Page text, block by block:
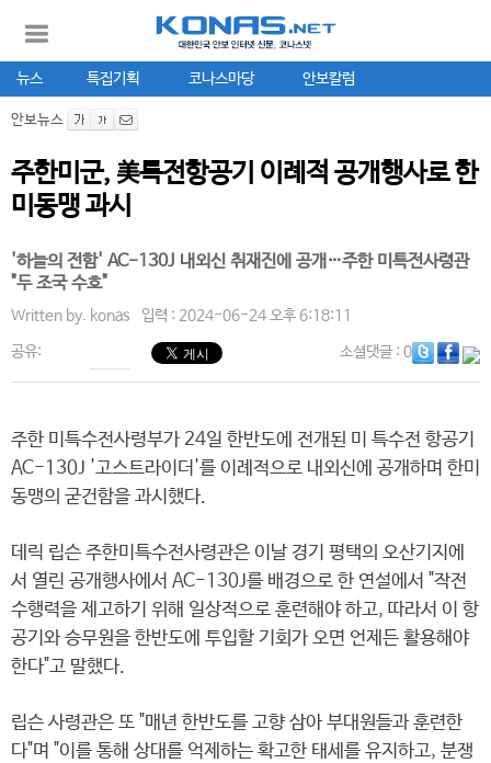
뉴스 특집기획 코나스마당 안보칼럼
안보뉴스
주한미군, 美특전항공기 이례적 공개행사로 한
미동맹 과시
'하늘의 전함' AC-130J 내외신 취재진에 공개…주한 미특전사령관
"두 조국 수호"
Written by. konas 입력 : 2024-06-24 오후 6:18:11
공유: 소셜댓글: 0
주한 미특수전사령부가 24일 한반도에 전개된 미 특수전 항공기
AC-130J '고스트라이더'를 이례적으로 내외신에 공개하며 한미
동맹의 굳건함을 과시했다.
데릭 립슨 주한미특수전사령관은 이날 경기 평택의 오산기지에
서 열린 공개행사에서 AC-130J를 배경으로 한 연설에서 "작전
수행력을 제고하기 위해 일상적으로 훈련해야 하고, 따라서 이 항
공기와 승무원을 한반도에 투입할 기회가 오면 언제든 활용해야
한다"고 말했다.
립슨 사령관은 또 "매년 한반도를 고향 삼아 부대원들과 훈련한
다"며 "이를 통해 상대를 억제하는 확고한 태세를 유지하고, 분쟁